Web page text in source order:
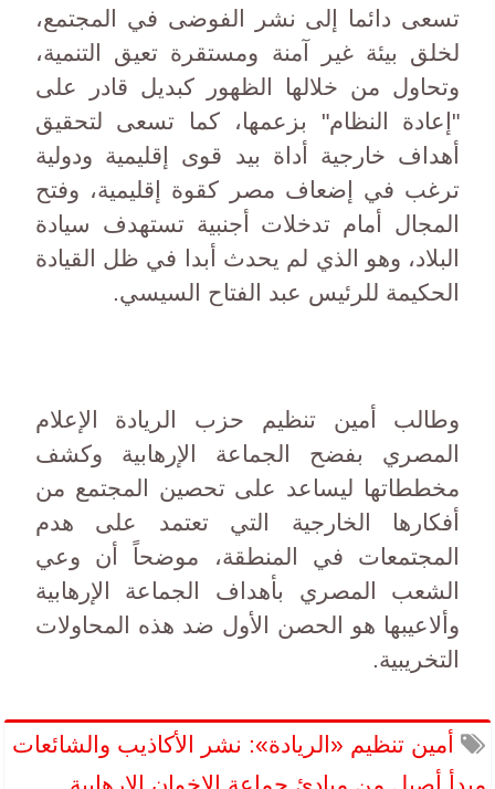
تسعى دائما إلى نشر الفوضى في المجتمع،
لخلق بيئة غير آمنة ومستقرة تعيق التنمية،
وتحاول من خلالها الظهور كبديل قادر على
"إعادة النظام" بزعمها، كما تسعى لتحقيق
أهداف خارجية أداة بيد قوى إقليمية ودولية
ترغب في إضعاف مصر كقوة إقليمية، وفتح
المجال أمام تدخلات أجنبية تستهدف سيادة
البلاد، وهو الذي لم يحدث أبدا في ظل القيادة
الحكيمة للرئيس عبد الفتاح السيسي.
وطالب أمين تنظيم حزب الريادة الإعلام
المصري بفضح الجماعة الإرهابية وكشف
مخططاتها ليساعد على تحصين المجتمع من
أفكارها الخارجية التي تعتمد على هدم
المجتمعات في المنطقة، موضحاً أن وعي
الشعب المصري بأهداف الجماعة الإرهابية
وألاعيبها هو الحصن الأول ضد هذه المحاولات
التخريبية.
أمين تنظيم «الريادة»: نشر الأكاذيب والشائعات
مبدأ أصيل من مبادئ جماعة الإخوان الإرهابية